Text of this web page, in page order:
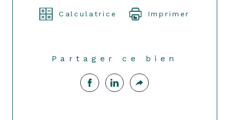
Calculatrice Imprimer
Partager ce bien